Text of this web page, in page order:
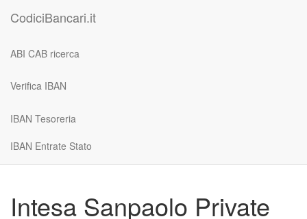
CodiciBancari.it
ABI CAB ricerca
Verifica IBAN
IBAN Tesoreria
IBAN Entrate Stato
Intesa Sanpaolo Private